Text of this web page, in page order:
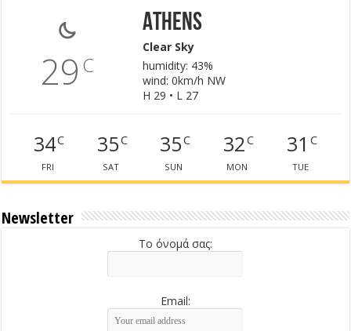
29 C
Athens
Clear Sky
humidity: 43%
wind: 0km/h NW
H 29 • L 27
34C
FRI
35C
SAT
35C
SUN
32C
MON
31 C
TUE
Newsletter
Το όνομά σας:
Email: